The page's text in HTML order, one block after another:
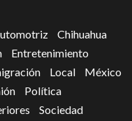
Chihuahua
Entretenimiento
Local
México
Política
Sociedad